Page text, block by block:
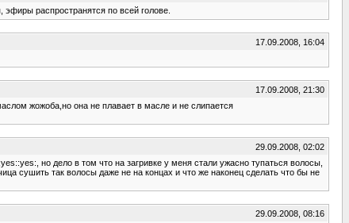
распространятся по всей голове.
17.09.2008, 16:04
17.09.2008, 21:30
жожоба,но она не плавает в масле и не слипается
29.09.2008, 02:02
но дело в том что на загривке у меня стали ужасно тупаться волосы,
сушить так волосы даже не на концах и что же наконец сделать что бы не
29.09.2008, 08:16